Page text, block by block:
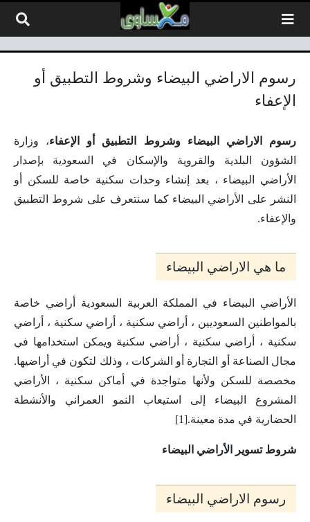
رسوم الاراضي البيضاء وشروط التطبيق أو
الإعفاء
رسوم الاراضي البيضاء وشروط التطبيق أو الإعفاء، وزارة
الشؤون البلدية والقروية والإسكان في السعودية بإصدار
الأراضي البيضاء ، بعد إنشاء وحدات سكنية خاصة للسكن أو
النشر على الأراضي البيضاء كما سنتعرف على شروط التطبيق
والإعفاء.
ما هي الاراضي البيضاء
الأراضي البيضاء في المملكة العربية السعودية أراضي خاصة
بالمواطنين السعوديين ، أراضي سكنية ، أراضي سكنية ، أراضي
سكنية ، أراضي سكنية ، أراضي سكنية ويمكن استخدامها في
مجال الصناعة أو التجارة أو الشركات ، وذلك لتكون في أراضيها.
مخصصة للسكن ولأنها متواجدة في أماكن سكنية ، الأراضي
المشروع البيضاء إلى استيعاب النمو العمراني والأنشطة
الحضارية في مدة معينة.[1]
شروط تسوير الأراضي البيضاء
رسوم الاراضي البيضاء